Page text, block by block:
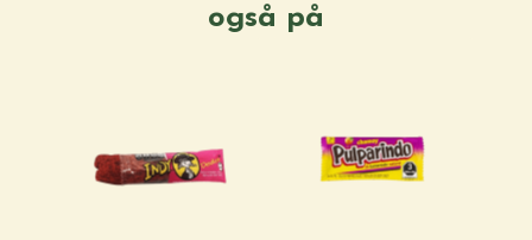
også på